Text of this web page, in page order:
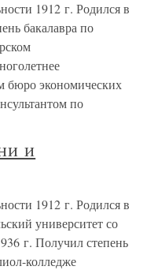
1912 г. Родился в
бакалавра по
бюро экономических
по
и
1912 г. Родился в
университет со
г. Получил степень
колледже